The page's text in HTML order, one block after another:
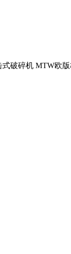
破碎机 MTW欧